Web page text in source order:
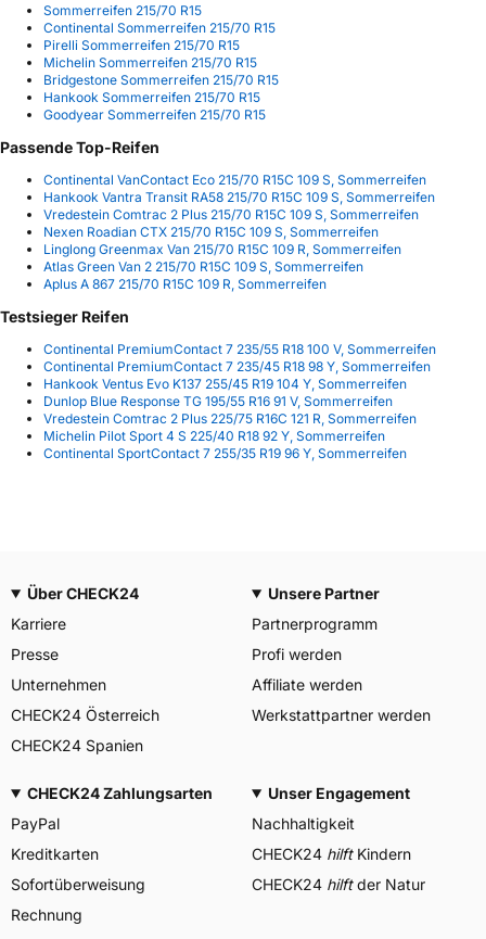
Sommerreifen 215/70 R15
Continental Sommerreifen 215/70 R15
Pirelli Sommerreifen 215/70 R15
Michelin Sommerreifen 215/70 R15
Bridgestone Sommerreifen 215/70 R15
Hankook Sommerreifen 215/70 R15
Goodyear Sommerreifen 215/70 R15
Passende Top-Reifen
Continental VanContact Eco 215/70 R15C 109 S, Sommerreifen
Hankook Vantra Transit RA58 215/70 R15C 109 S, Sommerreifen
Vredestein Comtrac 2 Plus 215/70 R15C 109 S, Sommerreifen
Nexen Roadian CTX 215/70 R15C 109 S, Sommerreifen
Linglong Greenmax Van 215/70 R15C 109 R, Sommerreifen
Atlas Green Van 2 215/70 R15C 109 S, Sommerreifen
Aplus A 867 215/70 R15C 109 R, Sommerreifen
Testsieger Reifen
Continental PremiumContact 7 235/55 R18 100 V, Sommerreifen
Continental PremiumContact 7 235/45 R18 98 Y, Sommerreifen
Hankook Ventus Evo K137 255/45 R19 104 Y, Sommerreifen
Dunlop Blue Response TG 195/55 R16 91 V, Sommerreifen
Vredestein Comtrac 2 Plus 225/75 R16C 121 R, Sommerreifen
Michelin Pilot Sport 4 S 225/40 R18 92 Y, Sommerreifen
Continental SportContact 7 255/35 R19 96 Y, Sommerreifen
Über CHECK24
Karriere
Presse
Unternehmen
CHECK24 Österreich
CHECK24 Spanien
Unsere Partner
Partnerprogramm
Profi werden
Affiliate werden
Werkstattpartner werden
CHECK24 Zahlungsarten
PayPal
Kreditkarten
Sofortüberweisung
Rechnung
Unser Engagement
Nachhaltigkeit
CHECK24 hilftKindern
CHECK24 hilftder Natur